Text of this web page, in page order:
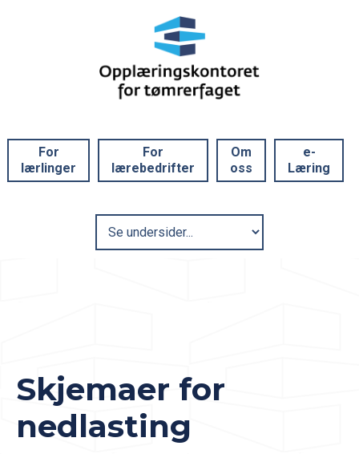
For
lærlinger
For
lærebedrifter
Om
oss
e-
Læring
Skjemaer for
nedlasting